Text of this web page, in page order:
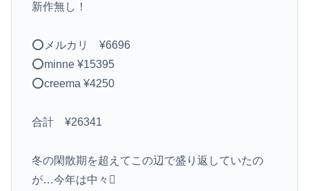
新作無し！
⭕️メルカリ ¥6696
⭕️minne ¥15395
⭕️creema ¥4250
合計 ¥26341
冬の閑散期を超えてこの辺で盛り返していたの
が…今年は中々